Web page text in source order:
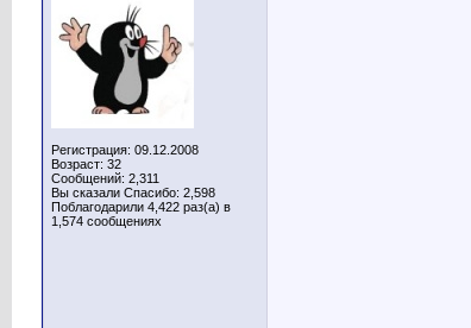
Регистрация: 09.12.2008
Возраст: 32
Сообщений: 2,311
Вы сказали Спасибо: 2,598
Поблагодарили 4,422 раз(а) в
1,574 сообщениях